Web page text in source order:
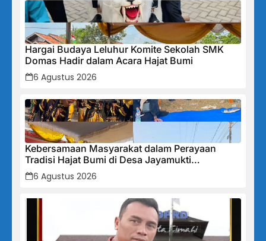
Hargai Budaya Leluhur Komite Sekolah SMK
Domas Hadir dalam Acara Hajat Bumi
6 Agustus 2026
Kebersamaan Masyarakat dalam Perayaan
Tradisi Hajat Bumi di Desa Jayamukti
Kecamatan Banyusari
6 Agustus 2026